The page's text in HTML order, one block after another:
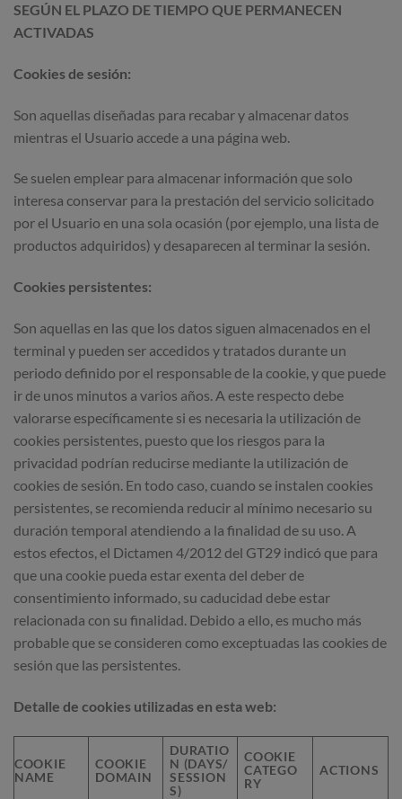
SEGÚN EL PLAZO DE TIEMPO QUE PERMANECEN
ACTIVADAS
Cookies de sesión:
Son aquellas diseñadas para recabar y almacenar datos
mientras el Usuario accede a una página web.
Se suelen emplear para almacenar información que solo
interesa conservar para la prestación del servicio solicitado
por el Usuario en una sola ocasión (por ejemplo, una lista de
productos adquiridos) y desaparecen al terminar la sesión.
Cookies persistentes:
Son aquellas en las que los datos siguen almacenados en el
terminal y pueden ser accedidos y tratados durante un
periodo definido por el responsable de la cookie, y que puede
ir de unos minutos a varios años. A este respecto debe
valorarse específicamente si es necesaria la utilización de
cookies persistentes, puesto que los riesgos para la
privacidad podrían reducirse mediante la utilización de
cookies de sesión. En todo caso, cuando se instalen cookies
persistentes, se recomienda reducir al mínimo necesario su
duración temporal atendiendo a la finalidad de su uso. A
estos efectos, el Dictamen 4/2012 del GT29 indicó que para
que una cookie pueda estar exenta del deber de
consentimiento informado, su caducidad debe estar
relacionada con su finalidad. Debido a ello, es mucho más
probable que se consideren como exceptuadas las cookies de
sesión que las persistentes.
Detalle de cookies utilizadas en esta web:
COOKIE
NAME
COOKIE
DOMAIN
DURATIO
N (DAYS/
SESSION
S)
COOKIE
CATEGO
RY
ACTIONS